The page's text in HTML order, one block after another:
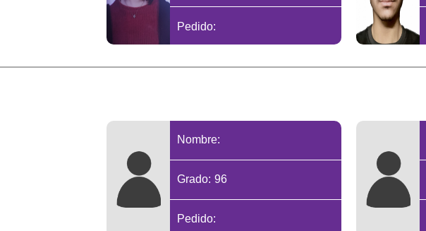
Pedido:
Nombre:
Grado: 96
Pedido: